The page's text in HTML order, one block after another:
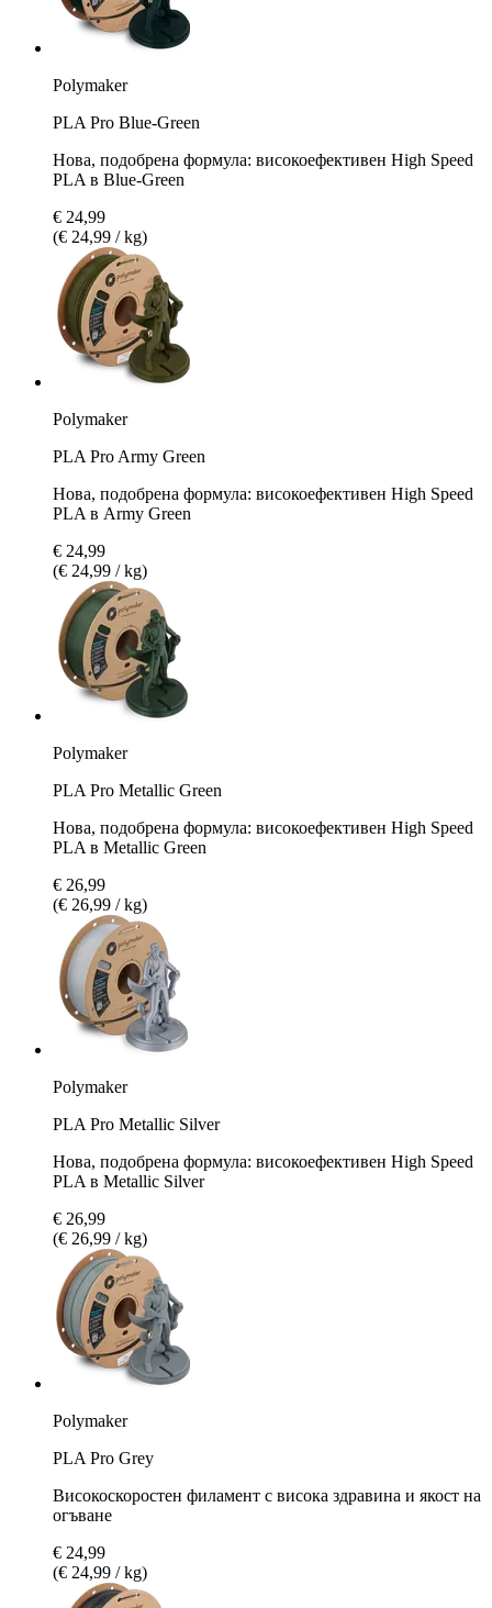
Polymaker
PLA Pro Blue-Green
Нова, подобрена формула: високоефективен High Speed
PLA в Blue-Green
€ 24,99
(€ 24,99 / kg)
Polymaker
PLA Pro Army Green
Нова, подобрена формула: високоефективен High Speed
PLA в Army Green
€ 24,99
(€ 24,99 / kg)
Polymaker
PLA Pro Metallic Green
Нова, подобрена формула: високоефективен High Speed
PLA в Metallic Green
€ 26,99
(€ 26,99 / kg)
Polymaker
PLA Pro Metallic Silver
Нова, подобрена формула: високоефективен High Speed
PLA в Metallic Silver
€ 26,99
(€ 26,99 / kg)
Polymaker
PLA Pro Grey
Високоскоростeн филамент с висока здравина и якост на
огъване
€ 24,99
(€ 24,99 / kg)